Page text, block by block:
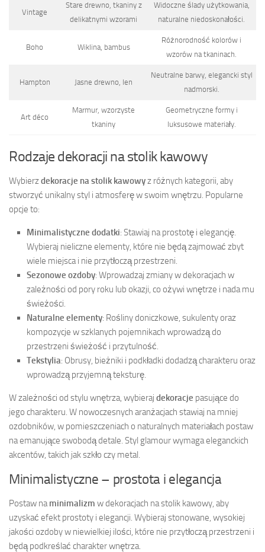
Vintage
Stare drewno, tkaniny z
delikatnymi wzorami
Widoczne ślady użytkowania,
naturalne niedoskonałości.
Boho Wiklina, bambus
Różnorodność kolorów i
wzorów na tkaninach.
Hampton Jasne drewno, len
Neutralne barwy, elegancki styl
nadmorski.
Art déco
Marmur, wzorzyste
tkaniny
Geometryczne formy i
luksusowe materiały.
Rodzaje dekoracji na stolik kawowy
Wybierzdekoracje na stolik kawowyz różnych kategorii, aby
stworzyć unikalny styl i atmosferę w swoim wnętrzu. Popularne
opcje to:
Minimalistyczne dodatki: Stawiaj na prostotę i elegancję.
Wybieraj nieliczne elementy, które nie będą zajmować zbyt
wiele miejsca i nie przytłoczą przestrzeni.
Sezonowe ozdoby: Wprowadzaj zmiany w dekoracjach w
zależności od pory roku lub okazji, co ożywi wnętrze i nada mu
świeżości.
Naturalne elementy: Rośliny doniczkowe, sukulenty oraz
kompozycje w szklanych pojemnikach wprowadzą do
przestrzeni świeżość i przytulność.
Tekstylia: Obrusy, bieżniki i podkładki dodadzą charakteru oraz
wprowadzą przyjemną teksturę.
W zależności od stylu wnętrza, wybieraj dekoracje pasujące do
jego charakteru. W nowoczesnych aranżacjach stawiaj na mniej
ozdobników, w pomieszczeniach o naturalnych materiałach postaw
na emanujące swobodą detale. Styl glamour wymaga eleganckich
akcentów, takich jak szkło czy metal.
Minimalistyczne – prostota i elegancja
Postaw naminimalizm w dekoracjach na stolik kawowy, aby
uzyskać efekt prostoty i elegancji. Wybieraj stonowane, wysokiej
jakości ozdoby w niewielkiej ilości, które nie przytłoczą przestrzeni i
będą podkreślać charakter wnętrza.